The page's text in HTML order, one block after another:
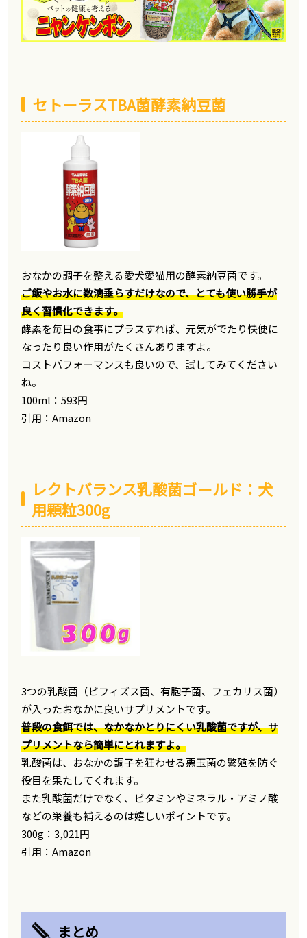
セトーラスTBA菌酵素納豆菌
おなかの調子を整える愛犬愛猫用の酵素納豆菌です。
ご飯やお水に数滴垂らすだけなので、とても使い勝手が
良く習慣化できます。
酵素を毎日の食事にプラスすれば、元気がでたり快便に
なったり良い作用がたくさんありますよ。
コストパフォーマンスも良いので、試してみてください
ね。
100ml：593円
引用：Amazon
レクトバランス乳酸菌ゴールド：犬
用顆粒300g
3つの乳酸菌（ビフィズス菌、有胞子菌、フェカリス菌）
が入ったおなかに良いサプリメントです。
普段の食餌では、なかなかとりにくい乳酸菌ですが、サ
プリメントなら簡単にとれますよ。
乳酸菌は、おなかの調子を狂わせる悪玉菌の繁殖を防ぐ
役目を果たしてくれます。
また乳酸菌だけでなく、ビタミンやミネラル・アミノ酸
などの栄養も補えるのは嬉しいポイントです。
300g：3,021円
引用：Amazon
まとめ